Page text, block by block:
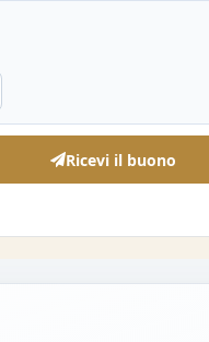
Ricevi il buono